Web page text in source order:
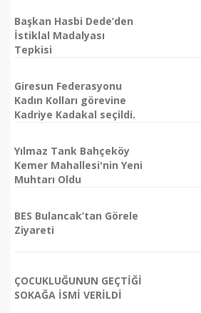
Başkan Hasbi Dede’den
İstiklal Madalyası
Tepkisi
Giresun Federasyonu
Kadın Kolları görevine
Kadriye Kadakal seçildi.
Yılmaz Tank Bahçeköy
Kemer Mahallesi'nin Yeni
Muhtarı Oldu
BES Bulancak’tan Görele
Ziyareti
ÇOCUKLUĞUNUN GEÇTİĞİ
SOKAĞA İSMİ VERİLDİ